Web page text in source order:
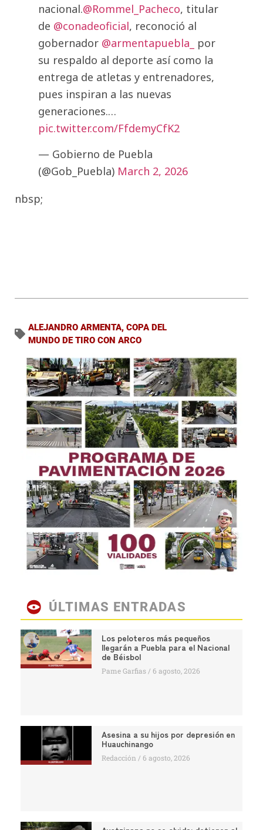
nacional.@Rommel_Pacheco, titular
de @conadeoficial, reconoció al
gobernador @armentapuebla_
por
su respaldo al deporte así como la
entrega de atletas y entrenadores,
pues inspiran a las nuevas
generaciones.…
pic.twitter.com/FfdemyCfK2
— Gobierno de Puebla
(@Gob_Puebla) March 2, 2026
nbsp;
ALEJANDRO ARMENTA, COPA DEL
MUNDO DE TIRO CON ARCO
ÚLTIMAS ENTRADAS
Los peloteros más pequeños
llegarán a Puebla para el Nacional
de Béisbol
Pame Garfias 6 agosto, 2026
Asesina a su hijos por depresión en
Huauchinango
Redacción 6 agosto, 2026